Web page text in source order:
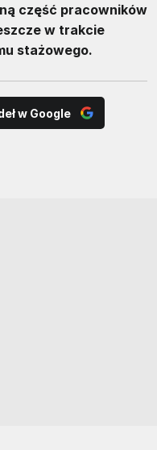
część pracowników
w trakcie
stażowego.
w Google